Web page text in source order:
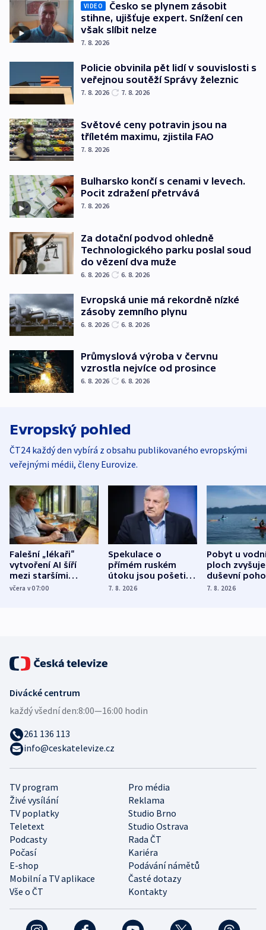
VIDEO
Česko se plynem zásobit
stihne, ujišťuje expert. Snížení cen
však slíbit nelze
7. 8. 2026
Policie obvinila pět lidí v souvislosti s
veřejnou soutěží Správy železnic
7. 8. 2026 7. 8. 2026
Světové ceny potravin jsou na
tříletém maximu, zjistila FAO
7. 8. 2026
Bulharsko končí s cenami v levech.
Pocit zdražení přetrvává
7. 8. 2026
Za dotační podvod ohledně
Technologického parku poslal soud
do vězení dva muže
6. 8. 2026 6. 8. 2026
Evropská unie má rekordně nízké
zásoby zemního plynu
6. 8. 2026 6. 8. 2026
Průmyslová výroba v červnu
vzrostla nejvíce od prosince
6. 8. 2026 6. 8. 2026
Evropský pohled
ČT24 každý den vybírá z obsahu publikovaného evropskými
veřejnými médii, členy Eurovize.
Falešní „lékaři“
vytvoření AI šíří
mezi staršími
Poláky nebezpečné
včera v 07:00
Spekulace o
přímém ruském
útoku jsou pošetilé,
míní estonský
7. 8. 2026
Pobyt u
ploch zvyšuje
duševní
ukázala
7. 8. 2026
TV program
Pro média
Živé vysílání
Reklama
TV poplatky
Studio Brno
Teletext
Studio Ostrava
Podcasty
Rada ČT
Počasí
Kariéra
E-shop
Podávání námětů
Mobilní a TV aplikace
Časté dotazy
Vše o ČT
Kontakty
Divácké centrum
každý všední den:8:00—16:00 hodin
261 136 113
info@ceskatelevize.cz